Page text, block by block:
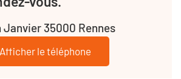
Janvier 35000 Rennes
Afficher le téléphone